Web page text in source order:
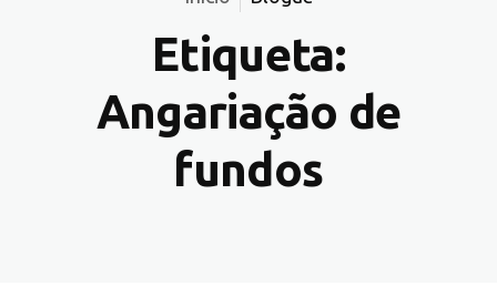
Etiqueta:
Angariação de
fundos